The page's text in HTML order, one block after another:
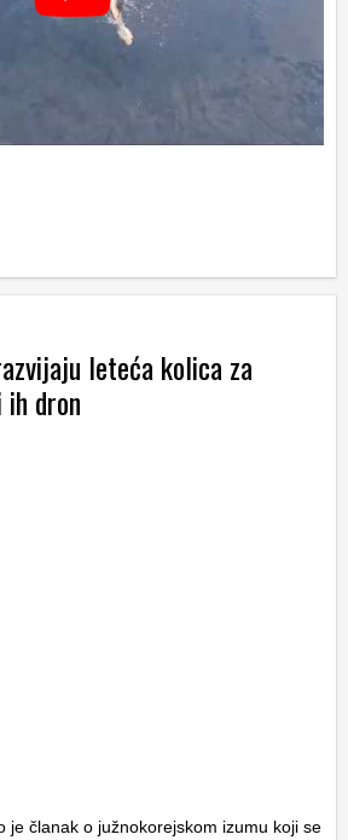
leteća kolica za
ih dron
je članak o južnokorejskom izumu koji se